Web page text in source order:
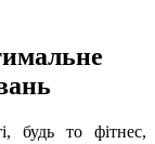
будь то фітнес,